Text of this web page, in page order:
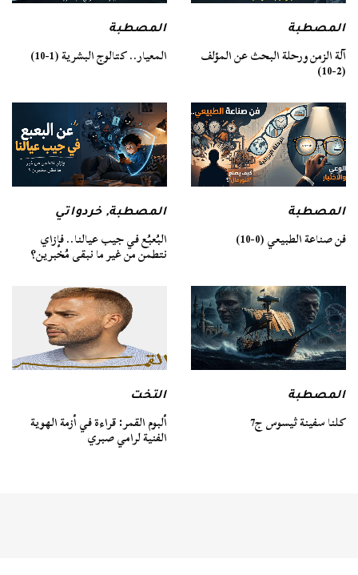
المصطبة
آلة الزمن ورحلة البحث عن المؤلف
(2-10)
المصطبة
المعيار.. كتالوج البشرية (1-10)
المصطبة
فن صناعة الطبيعي (0-10)
المصطبة,خردواتي
البُعبُع في جيب عيالنا.. فإزاي
نتطمن من غير ما نبقى مُخبرين؟
المصطبة
كلنا سفينة ثيسوس ج7
التخت
ألبوم القمر: قراءة في أزمة الهوية
الفنية لرامي صبري